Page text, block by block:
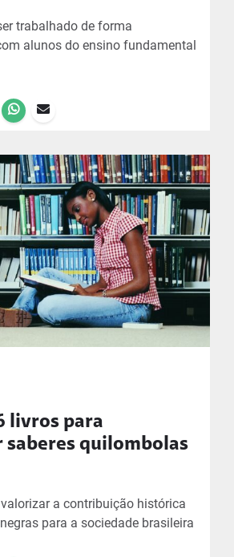
trabalhado de forma
alunos do ensino fundamental
livros para
saberes quilombolas
a contribuição histórica
para a sociedade brasileira